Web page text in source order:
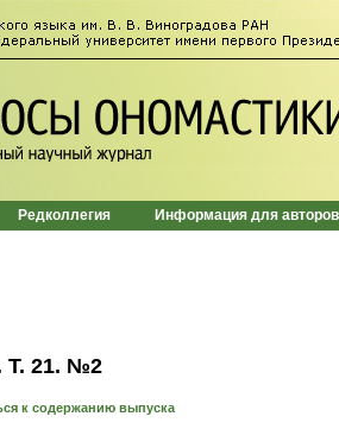
Редколлегия Информация для авторов
Т. 21. №2
к содержанию выпуска